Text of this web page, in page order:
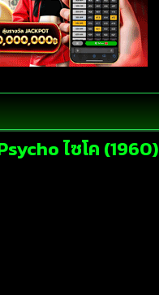
ไซโค (1960)